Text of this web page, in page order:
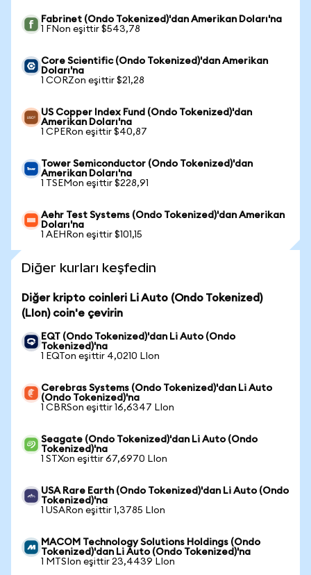
Fabrinet (Ondo Tokenized)'dan Amerikan Doları'na
1 FNon eşittir $543,78
Core Scientific (Ondo Tokenized)'dan Amerikan
Doları'na
1 CORZon eşittir $21,28
US Copper Index Fund (Ondo Tokenized)'dan
Amerikan Doları'na
1 CPERon eşittir $40,87
Tower Semiconductor (Ondo Tokenized)'dan
Amerikan Doları'na
1 TSEMon eşittir $228,91
Aehr Test Systems (Ondo Tokenized)'dan Amerikan
Doları'na
1 AEHRon eşittir $101,15
Diğer kurları keşfedin
Diğer kripto coinleri Li Auto (Ondo Tokenized)
(LIon) coin'e çevirin
EQT (Ondo Tokenized)'dan Li Auto (Ondo
Tokenized)'na
1 EQTon eşittir 4,0210 LIon
Cerebras Systems (Ondo Tokenized)'dan Li Auto
(Ondo Tokenized)'na
1 CBRSon eşittir 16,6347 LIon
Seagate (Ondo Tokenized)'dan Li Auto (Ondo
Tokenized)'na
1 STXon eşittir 67,6970 LIon
USA Rare Earth (Ondo Tokenized)'dan Li Auto (Ondo
Tokenized)'na
1 USARon eşittir 1,3785 LIon
MACOM Technology Solutions Holdings (Ondo
Tokenized)'dan Li Auto (Ondo Tokenized)'na
1 MTSIon eşittir 23,4439 LIon